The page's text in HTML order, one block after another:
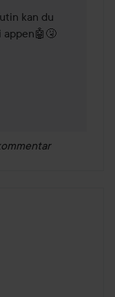
kan du
appen🤖🤧